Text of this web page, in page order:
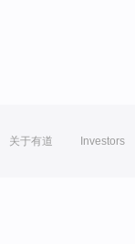
关于有道 Investors